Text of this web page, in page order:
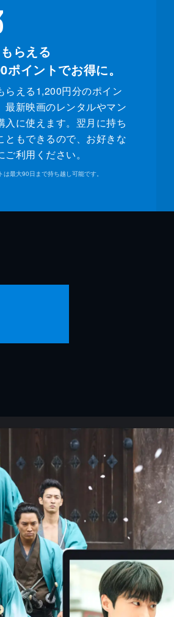
らえる
ポイントでお得に。
らえる1,200円分のポイン
最新映画のレンタルやマン
入に使えます。翌月に持ち
ともできるので、お好きな
ご利用ください。
は最大90日まで持ち越し可能です。